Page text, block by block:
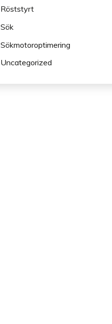
Röststyrt
Sök
Sökmotoroptimering
Uncategorized